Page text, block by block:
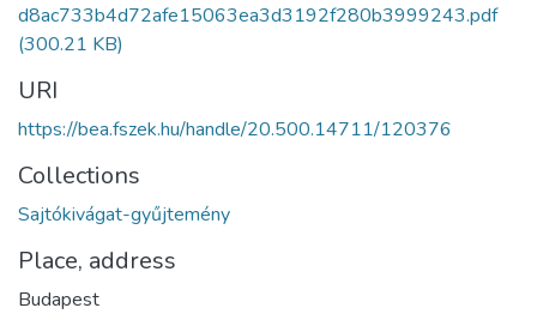
d8ac733b4d72afe15063ea3d3192f280b3999243.pdf
(300.21 KB)
URI
https://bea.fszek.hu/handle/20.500.14711/120376
Collections
Sajtókivágat-gyűjtemény
Place, address
Budapest